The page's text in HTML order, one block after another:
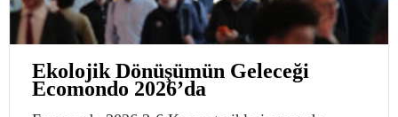
Ekolojik Dönüşümün Geleceği
Ecomondo 2026’da